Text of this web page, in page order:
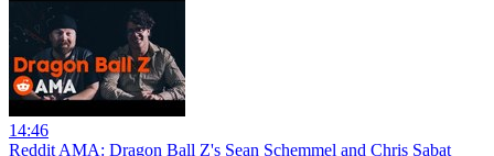
14:46
Reddit AMA: Dragon Ball Z's Sean Schemmel and Chris Sabat